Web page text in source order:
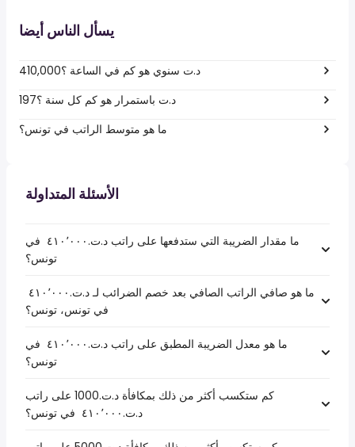
يسأل الناس أيضا
410,000د.ت سنوي هو كم في الساعة ؟
197د.ت باستمرار هو كم كل سنة ؟
ما هو متوسط الراتب في تونس؟
الأسئلة المتداولة
ما مقدار الضريبة التي ستدفعها على راتب د.ت.‏٤١٠٬٠٠٠ ‏ في
تونس؟
في تونس، تونس؟
ما هو معدل الضريبة المطبق على راتب د.ت.‏٤١٠٬٠٠٠ ‏ في
تونس؟
كم ستكسب أكثر من ذلك بمكافأة د.ت.1000 على راتب
د.ت.‏٤١٠٬٠٠٠ ‏ في تونس؟